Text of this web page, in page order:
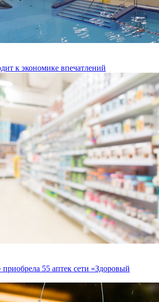
к экономике впечатлений
приобрела 55 аптек сети «Здоровый